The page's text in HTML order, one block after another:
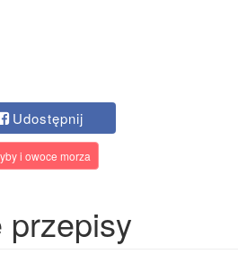
Udostępnij
i owoce morza
przepisy